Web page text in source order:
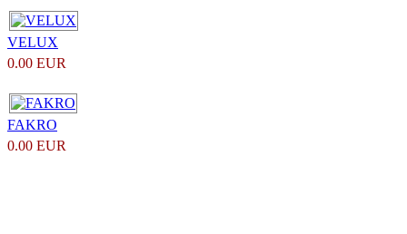
VELUX
0.00 EUR
FAKRO
0.00 EUR